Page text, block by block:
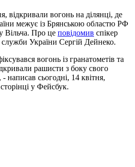
відкривали вогонь на ділянці, де
межує із Брянською областю РФ
Вільча. Про це повідомив спікер
України Сергій Дейнеко.
вогонь із гранатометів та
рашисти з боку свого
сьогодні, 14 квітня,
у Фейсбук.